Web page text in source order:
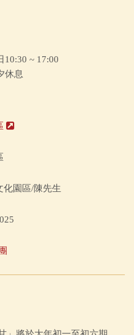
~ 17:00
休息
化園區/陳先生